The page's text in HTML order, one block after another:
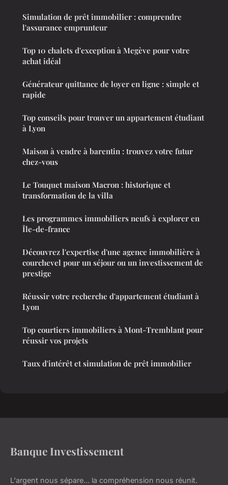
Simulation de prêt immobilier : comprendre
l'assurance emprunteur
Top 10 chalets d'exception à Megève pour votre
achat idéal
Générateur quittance de loyer en ligne : simple et
rapide
Top conseils pour trouver un appartement étudiant
à Lyon
Maison à vendre à barentin : trouvez votre futur
chez-vous
Le Touquet maison Macron : historique et
transformation de la villa
Les programmes immobiliers neufs à explorer en
Île-de-france
Découvrez l'expertise d'une agence immobilière à
courchevel pour un séjour ou un investissement de
prestige
Réussir votre recherche d'appartement étudiant à
Lyon
Top courtiers immobiliers à Mont-Tremblant pour
réussir vos projets
Taux d'intérêt et simulation de prêt immobilier
Banque Investissement
L'argent nous sépare... la compréhension nous réunit.